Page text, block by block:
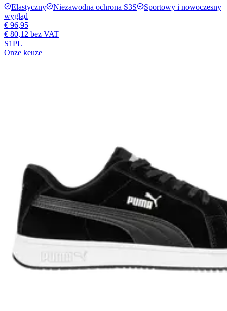
Elastyczny Niezawodna ochrona S3S
Sportowy i nowoczesny
wygląd
€ 96,95
€ 80,12 bez VAT
S1PL
Onze keuze